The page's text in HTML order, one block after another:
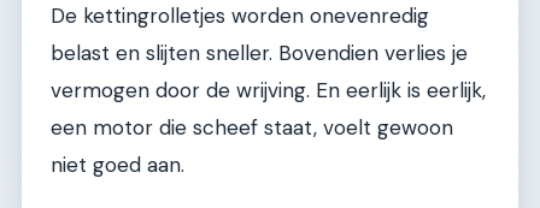
De kettingrolletjes worden onevenredig
belast en slijten sneller. Bovendien verlies je
vermogen door de wrijving. En eerlijk is eerlijk,
een motor die scheef staat, voelt gewoon
niet goed aan.